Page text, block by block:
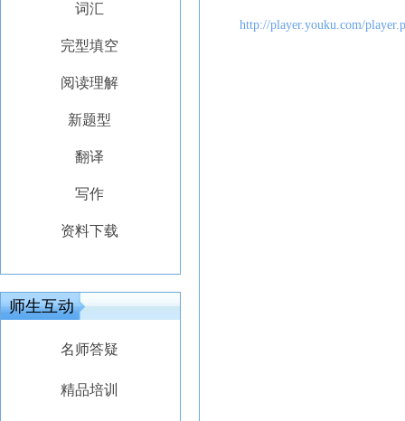
http://player.youku.com/
词汇
完型填空
阅读理解
新题型
翻译
写作
资料下载
师生互动
名师答疑
精品培训